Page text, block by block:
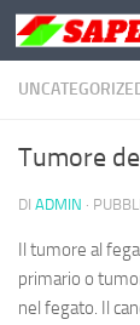
Salta al
Tumore
DI ADMIN ·
Il tumore al
primario o
nel fegato. Il